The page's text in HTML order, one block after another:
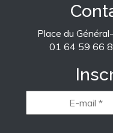
Place du
01 64 59 66
mail
*